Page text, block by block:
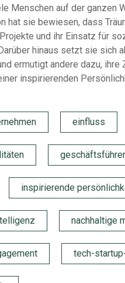
Menschen auf der ganzen
hat sie bewiesen, dass
und ihr Einsatz für
hinaus setzt sie sich
ermutigt andere dazu,
inspirierenden
einfluss
inspirierende
nachhaltige
tech-